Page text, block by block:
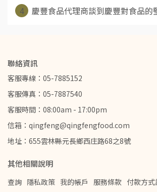
4
慶豐食品代理商談到慶豐對食品的
聯絡資訊
客服專線：05-7885152
客服傳真：05-7887540
客服時間：08:00am - 17:00pm
信箱：qingfeng@qingfengfood.com
地址：655雲林縣元長鄉西庄路68之8號
其他相關說明
查詢 隱私政策 我的帳戶 服務條款 付款方式